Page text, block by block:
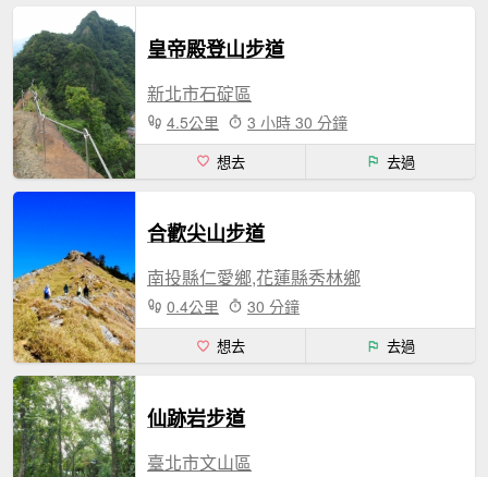
皇帝殿登山步道
新北市石碇區
4.5公里 3 小時 30 分鐘
想去 去過
合歡尖山步道
南投縣仁愛鄉,花蓮縣秀林鄉
0.4公里 30 分鐘
想去 去過
仙跡岩步道
臺北市文山區